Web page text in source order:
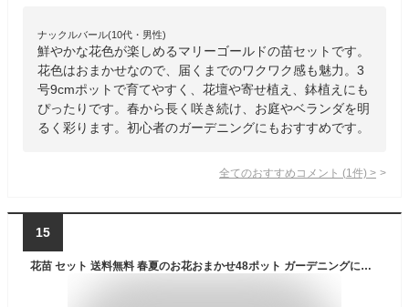
ナックルバール(10代・男性)
鮮やかな花色が楽しめるマリーゴールドの苗セットです。
花色はおまかせなので、届くまでのワクワク感も魅力。3
号9cmポットで育てやすく、花壇や寄せ植え、鉢植えにも
ぴったりです。春から長く咲き続け、お庭やベランダを明
るく彩ります。初心者のガーデニングにもおすすめです。
全てのおすすめコメント (1 件) >
15
花苗 セット 送料無料 春夏のお花おまかせ48ポット ガーデニングに最適です。沖縄・離島を除く